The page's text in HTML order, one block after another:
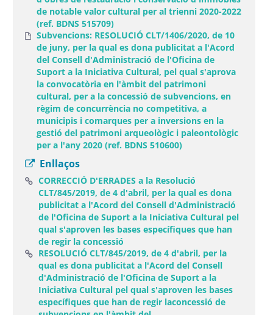
de notable valor cultural per al trienni 2020-2022
(ref. BDNS 515709)
Subvencions: RESOLUCIÓ CLT/1406/2020, de 10
de juny, per la qual es dona publicitat a l'Acord
del Consell d'Administració de l'Oficina de
Suport a la Iniciativa Cultural, pel qual s'aprova
la convocatòria en l'àmbit del patrimoni
cultural, per a la concessió de subvencions, en
règim de concurrència no competitiva, a
municipis i comarques per a inversions en la
gestió del patrimoni arqueològic i paleontològic
per a l'any 2020 (ref. BDNS 510600)
Enllaços
CORRECCIÓ D'ERRADES a la Resolució
CLT/845/2019, de 4 d'abril, per la qual es dona
publicitat a l'Acord del Consell d'Administració
de l'Oficina de Suport a la Iniciativa Cultural pel
qual s'aproven les bases específiques que han
de regir la concessió
RESOLUCIÓ CLT/845/2019, de 4 d'abril, per la
qual es dona publicitat a l'Acord del Consell
d'Administració de l'Oficina de Suport a la
Iniciativa Cultural pel qual s'aproven les bases
específiques que han de regir laconcessió de